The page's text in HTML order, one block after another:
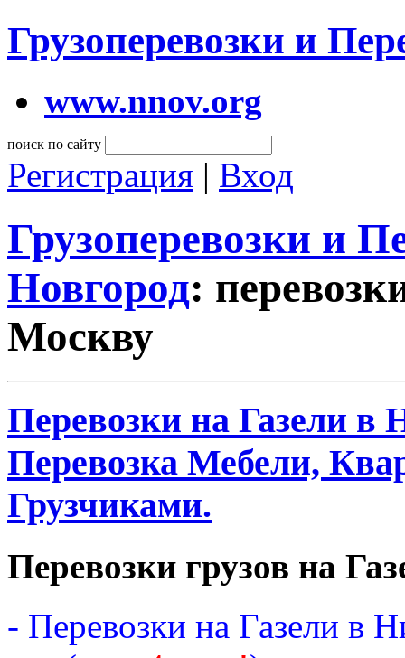
Грузоперевозки и
www.nnov.org
поиск по сайту
Регистрация | Вход
Грузоперевозки и
Новгород:
Москву
Перевозки на Газели в
Перевозка Мебели,
Грузчиками.
Перевозки грузов на
- Перевозки на Газели в